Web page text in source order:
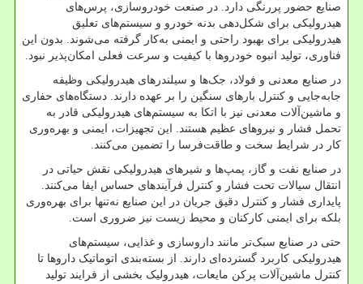
صنایع حضور پررنگی دارد. در صنعت خودروسازی، پرس‌های
هیدرولیکی برای شکل‌دهی بدنه خودرو و سیستم‌های تعلیق
هیدرولیکی برای بهبود راحتی و ایمنی به‌کار گرفته می‌شوند. بدون این
فناوری، تولید انبوه خودروها با کیفیت و سرعت فعلی امکان‌پذیر نبود.
در صنایع معدنی و فولاد، جک‌ها و سیلندرهای هیدرولیکی وظیفه
جابه‌جایی و کنترل بارهای سنگین را بر عهده دارند. دستگاه‌های حفاری
و ماشین‌آلات معدنی نیز با اتکا به سیستم‌های هیدرولیکی قادر به
تحمل فشار و نیروهای عظیم هستند. این تجهیزات، ایمنی و بهره‌وری
کار در شرایط سخت و طاقت‌فرسا را تضمین می‌کنند.
در صنایع نفت و گاز، پمپ‌ها و شیرهای هیدرولیکی نقش حیاتی در
انتقال سیالات تحت فشار و کنترل فرآیندهای حساس ایفا می‌کنند.
پایداری فشار و کنترل دقیق جریان در این صنایع نه‌تنها برای بهره‌وری
بلکه برای ایمنی کارکنان و محیط زیست نیز ضروری است.
حتی در صنایع سبک‌تر مانند داروسازی و غذایی، سیستم‌های
هیدرولیکی کاربرد گسترده‌ای دارند. از بسته‌بندی اتوماتیک داروها تا
کنترل ماشین‌آلات پرکن مایعات، هیدرولیک بخشی از فرایند تولید